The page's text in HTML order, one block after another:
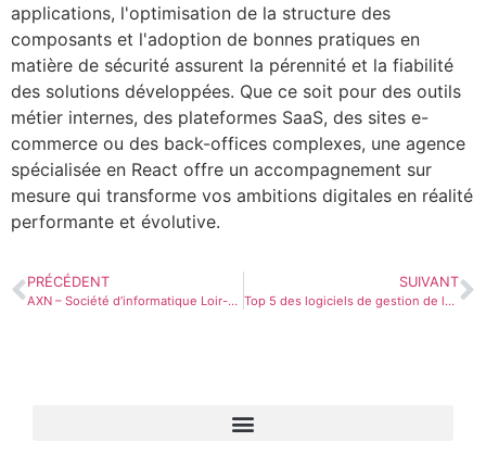
applications, l'optimisation de la structure des
composants et l'adoption de bonnes pratiques en
matière de sécurité assurent la pérennité et la fiabilité
des solutions développées. Que ce soit pour des outils
métier internes, des plateformes SaaS, des sites e-
commerce ou des back-offices complexes, une agence
spécialisée en React offre un accompagnement sur
mesure qui transforme vos ambitions digitales en réalité
performante et évolutive.
PRÉCÉDENT
AXN – Société d’informatique Loir-et-Cher 41
SUIVANT
Top 5 des logiciels de gestion de la qualité en 2026 : Qualishare, Avanteam, Symalean, BlueKanGo et Qualipro à la loupe